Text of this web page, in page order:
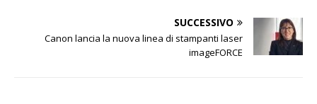
SUCCESSIVO
Canon lancia la nuova linea di stampanti laser
imageFORCE